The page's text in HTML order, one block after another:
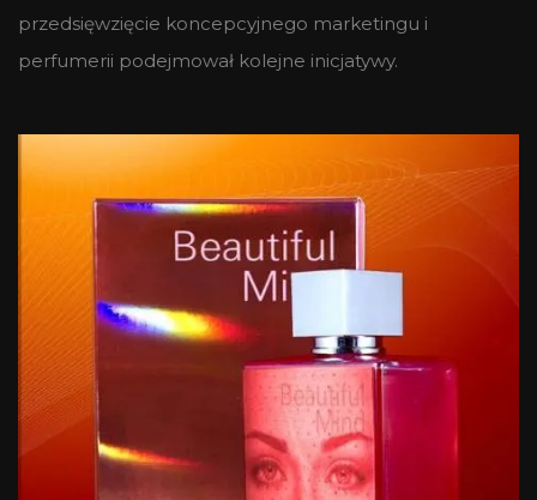
przedsięwzięcie koncepcyjnego marketingu i
perfumerii podejmował kolejne inicjatywy.